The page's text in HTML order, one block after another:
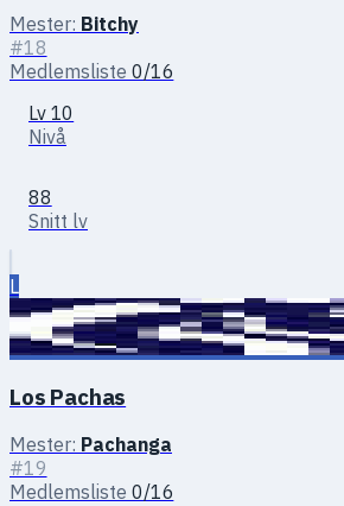
Mester: Bitchy
#18
Medlemsliste 0/16
Lv 10
Nivå
88
Snitt lv
L
Los Pachas
Mester: Pachanga
#19
Medlemsliste 0/16